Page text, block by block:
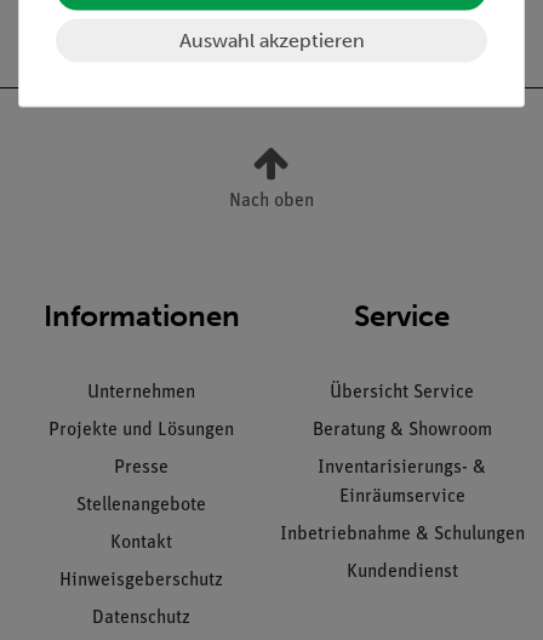
Nach oben
Informationen
Unternehmen
Projekte und Lösungen
Presse
Stellenangebote
Kontakt
Hinweisgeberschutz
Datenschutz
Service
Übersicht Service
Beratung & Showroom
Inventarisierungs- &
Einräumservice
Inbetriebnahme & Schulungen
Kundendienst
Auswahl akzeptieren